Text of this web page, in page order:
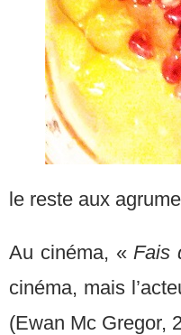
le reste aux
Au cinéma, « Fais
cinéma, mais
(Ewan Mc Gregor,